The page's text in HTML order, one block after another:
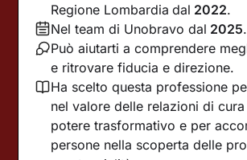
Regione Lombardia dal 2022.
Nel team di Unobravo dal 2025.
Può aiutarti a comprendere
e ritrovare fiducia e direzione.
Ha scelto questa professione
nel valore delle relazioni di
potere trasformativo e per
persone nella scoperta delle